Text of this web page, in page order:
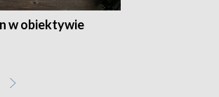
w obiektywie